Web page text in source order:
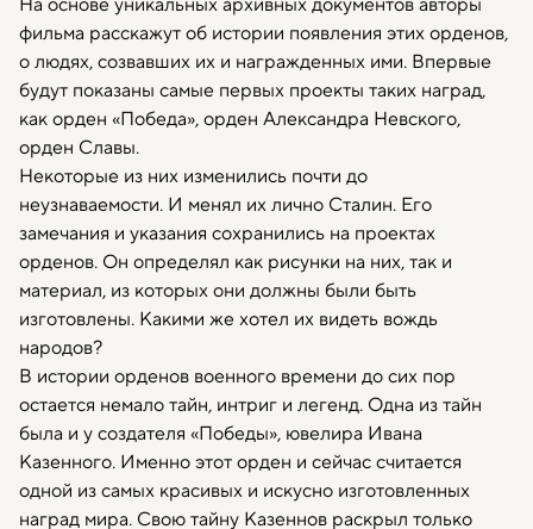
фильма расскажут об истории появления этих орденов,
о людях, созвавших их и награжденных ими. Впервые
будут показаны самые первых проекты таких наград,
как орден «Победа», орден Александра Невского,
орден Славы.
Некоторые из них изменились почти до
неузнаваемости. И менял их лично Сталин. Его
замечания и указания сохранились на проектах
орденов. Он определял как рисунки на них, так и
материал, из которых они должны были быть
изготовлены. Какими же хотел их видеть вождь
народов?
В истории орденов военного времени до сих пор
остается немало тайн, интриг и легенд. Одна из тайн
была и у создателя «Победы», ювелира Ивана
Казенного. Именно этот орден и сейчас считается
одной из самых красивых и искусно изготовленных
наград мира. Свою тайну Казеннов раскрыл только